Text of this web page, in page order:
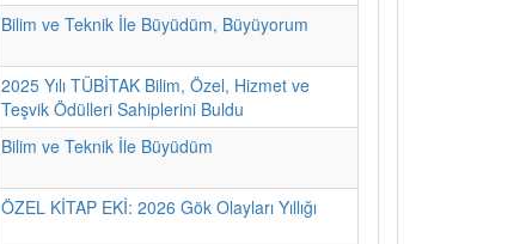
Bilim ve Teknik İle Büyüdüm, Büyüyorum
2025 Yılı TÜBİTAK Bilim, Özel, Hizmet ve
Teşvik Ödülleri Sahiplerini Buldu
Bilim ve Teknik İle Büyüdüm
ÖZEL KİTAP EKİ: 2026 Gök Olayları Yıllığı